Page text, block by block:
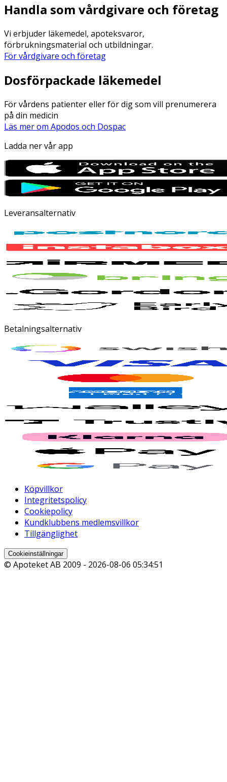
Handla som vårdgivare och företag
Vi erbjuder läkemedel, apoteksvaror,
förbrukningsmaterial och utbildningar.
För vårdgivare och företag
Dosförpackade läkemedel
För vårdens patienter eller för dig som vill prenumerera
på din medicin
Läs mer om Apodos och Dospac
Ladda ner vår app
Leveransalternativ
Betalningsalternativ
Köpvillkor
Integritetspolicy
Cookiepolicy
Kundklubbens medlemsvillkor
Tillgänglighet
Cookieinställningar
© Apoteket AB 2009 - 2026-08-06 05:34:51